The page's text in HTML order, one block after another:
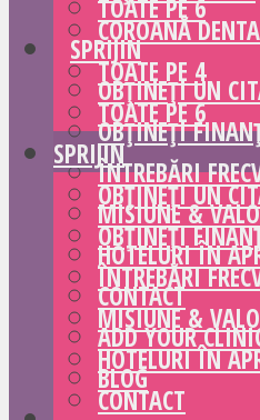
TOATE PE 6
SPRIJIN
OBȚINEȚI UN
OBȚINEȚI
ÎNTREBĂRI
MISIUNE &
HOTELURI ÎN
CONTACT
ADD YOUR
BLOG
COROANĂ
TOATE PE 4
TOATE PE 6
SPRIJIN
OBȚINEȚI UN
OBȚINEȚI
ÎNTREBĂRI
MISIUNE &
HOTELURI ÎN
CONTACT